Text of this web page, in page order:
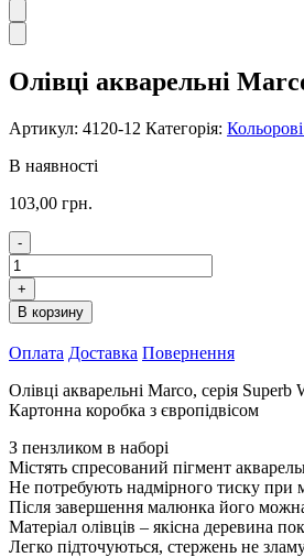
Олівці акварельні
Артикул: 4120-12 Категорія: Кольорові
В наявності
103,00 грн.
-
Олівці
акварельні
Marco
Superb
12
кольорів
4120-
12
кількість
+
В корзину
Оплата Доставка Повернення
Олівці акварельні Marco, серія
Картонна коробка з європідвісом
З пензликом в наборі
Містять спресований пігмент
Не потребують надмірного тиску при
Після завершення малюнка його
Матеріал олівців – якісна деревина
Легко підточуються, стержень не